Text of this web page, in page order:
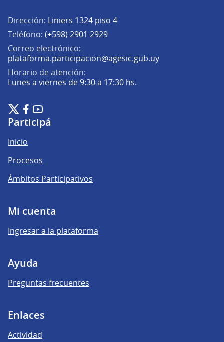
Dirección: Liniers 1324 piso 4
Teléfono: (+598) 2901 2929
Correo electrónico:
plataforma.participacion@agesic.gub.uy(Abrir en una
Horario de atención:
Lunes a viernes de 9:30 a 17:30 hs.
Plataforma de Participación Ciudadana Digital en X
(Enlace externo)
Plataforma de Participación Ciudadana Digital en Facebook
(Enlace externo)
Plataforma de Participación Ciudadana Digital en
(Enlace externo)
Participá
Inicio
Procesos
Ámbitos Participativos
Mi cuenta
Ingresar a la plataforma
Ayuda
Preguntas frecuentes
Enlaces
Actividad